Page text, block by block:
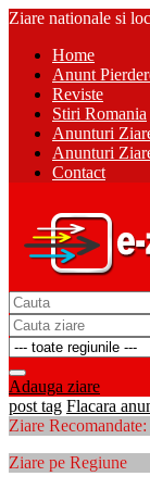
Ziare nationale si
Home
Anunt
Reviste
Stiri Romania
Anunturi
Anunturi
Contact
Adauga ziare
post tag Flacara
Ziare Recomandate:
Ziare pe Regiune